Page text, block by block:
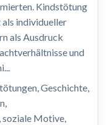
Kindstötung
individueller
als Ausdruck
und
Geschichte,
soziale Motive,